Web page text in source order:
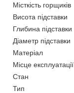
Місткість горщиків
Висота підставки
Глибина підставки
Діаметр підставки
Матеріал
Місце експлуатації
Стан
Тип